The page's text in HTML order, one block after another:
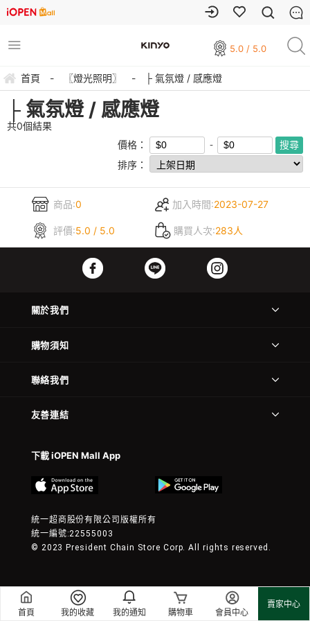
首頁 我的收藏 我的通知 購物車 會員中心
賣家中心
5.0 / 5.0
首頁 - 〖燈光照明〗 - ├ 氣氛燈 / 感應燈
├ 氣氛燈 / 感應燈
共0個結果
價格：
排序：
商品:0 加入時間:2023-07-27
評價:5.0 / 5.0 購買人次:283人
關於我們
購物須知
聯絡我們
友善連結
下載 iOPEN Mall App
統一超商股份有限公司版權所有
統一編號:22555003
© 2023 President Chain Store Corp. All rights reserved.